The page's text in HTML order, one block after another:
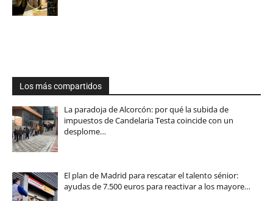
Los más compartidos
La paradoja de Alcorcón: por qué la subida de
impuestos de Candelaria Testa coincide con un
desplome…
El plan de Madrid para rescatar el talento sénior:
ayudas de 7.500 euros para reactivar a los mayore…